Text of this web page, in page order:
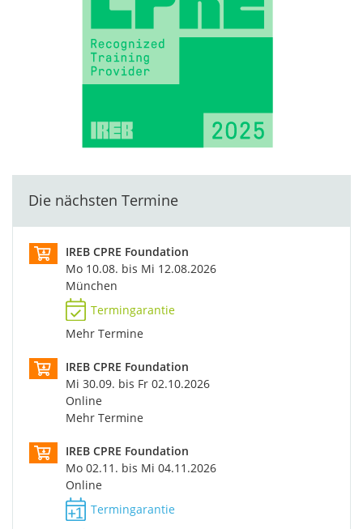
Die nächsten Termine
IREB CPRE Foundation
Mo 10.08. bis Mi 12.08.2026
München
Termingarantie
Mehr Termine
IREB CPRE Foundation
Mi 30.09. bis Fr 02.10.2026
Online
Mehr Termine
IREB CPRE Foundation
Mo 02.11. bis Mi 04.11.2026
Online
Termingarantie